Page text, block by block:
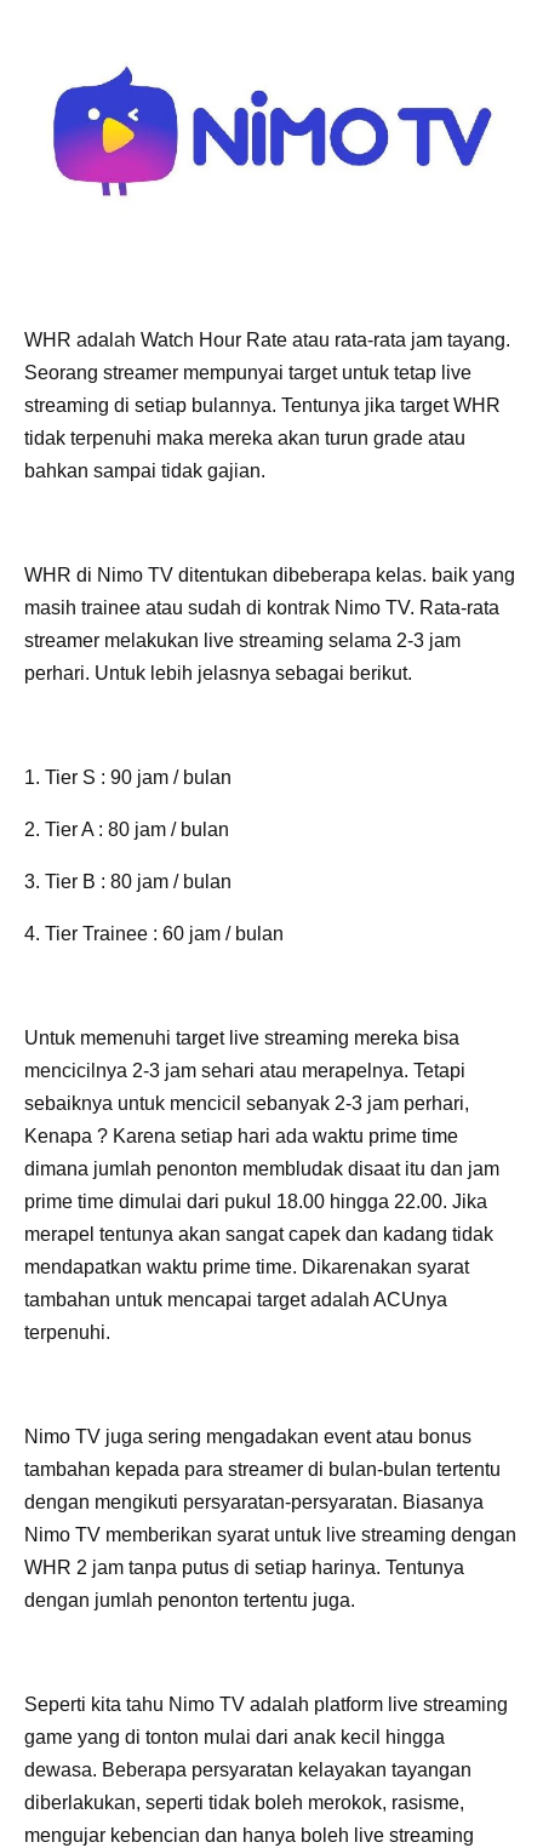
WHR adalah Watch Hour Rate atau rata-rata jam tayang.
Seorang streamer mempunyai target untuk tetap live
streaming di setiap bulannya. Tentunya jika target WHR
tidak terpenuhi maka mereka akan turun grade atau
bahkan sampai tidak gajian.
WHR di Nimo TV ditentukan dibeberapa kelas. baik yang
masih trainee atau sudah di kontrak Nimo TV. Rata-rata
streamer melakukan live streaming selama 2-3 jam
perhari. Untuk lebih jelasnya sebagai berikut.
1. Tier S : 90 jam / bulan
2. Tier A : 80 jam / bulan
3. Tier B : 80 jam / bulan
4. Tier Trainee : 60 jam / bulan
Untuk memenuhi target live streaming mereka bisa
mencicilnya 2-3 jam sehari atau merapelnya. Tetapi
sebaiknya untuk mencicil sebanyak 2-3 jam perhari,
Kenapa ? Karena setiap hari ada waktu prime time
dimana jumlah penonton membludak disaat itu dan jam
prime time dimulai dari pukul 18.00 hingga 22.00. Jika
merapel tentunya akan sangat capek dan kadang tidak
mendapatkan waktu prime time. Dikarenakan syarat
tambahan untuk mencapai target adalah ACUnya
terpenuhi.
Nimo TV juga sering mengadakan event atau bonus
tambahan kepada para streamer di bulan-bulan tertentu
dengan mengikuti persyaratan-persyaratan. Biasanya
Nimo TV memberikan syarat untuk live streaming dengan
WHR 2 jam tanpa putus di setiap harinya. Tentunya
dengan jumlah penonton tertentu juga.
Seperti kita tahu Nimo TV adalah platform live streaming
game yang di tonton mulai dari anak kecil hingga
dewasa. Beberapa persyaratan kelayakan tayangan
diberlakukan, seperti tidak boleh merokok, rasisme,
mengujar kebencian dan hanya boleh live streaming